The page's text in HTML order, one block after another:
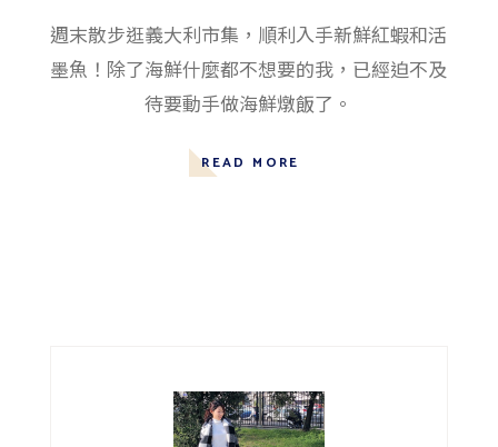
週末散步逛義大利市集，順利入手新鮮紅蝦和活
墨魚！除了海鮮什麼都不想要的我，已經迫不及
待要動手做海鮮燉飯了。
READ MORE